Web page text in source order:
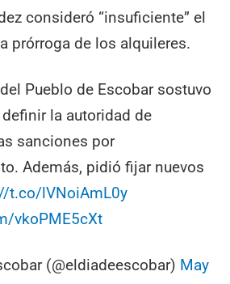
consideró “insuficiente” el
prórroga de los alquileres.
Pueblo de Escobar sostuvo
la autoridad de
sanciones por
Además, pidió fijar nuevos
t.co/lVNoiAmL0y
vkoPME5cXt
(@eldiadeescobar) May